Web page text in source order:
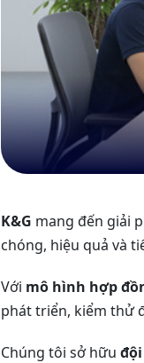
K&G mang đến giải
chóng, hiệu quả và
Với mô hình hợp
phát triển, kiểm thử
Chúng tôi sở hữu